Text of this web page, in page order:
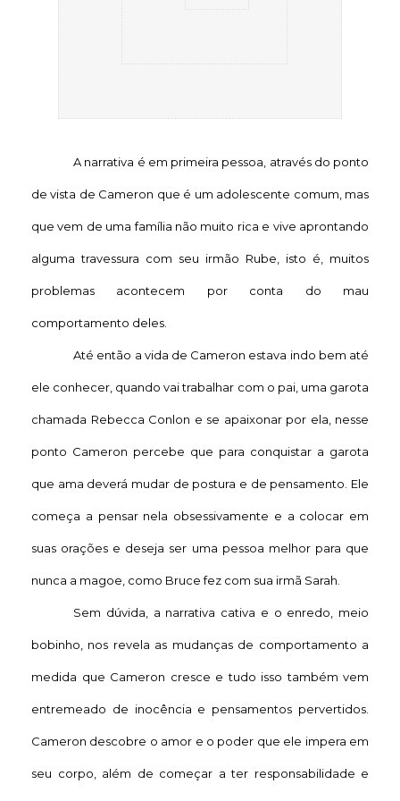
A narrativa é em primeira pessoa, através do ponto
de vista de Cameron que é um adolescente comum, mas
que vem de uma família não muito rica e vive aprontando
alguma travessura com seu irmão Rube, isto é, muitos
problemas acontecem por conta do mau
comportamento deles.
Até então a vida de Cameron estava indo bem até
ele conhecer, quando vai trabalhar com o pai, uma garota
chamada Rebecca Conlon e se apaixonar por ela, nesse
ponto Cameron percebe que para conquistar a garota
que ama deverá mudar de postura e de pensamento. Ele
começa a pensar nela obsessivamente e a colocar em
suas orações e deseja ser uma pessoa melhor para que
nunca a magoe, como Bruce fez com sua irmã Sarah.
Sem dúvida, a narrativa cativa e o enredo, meio
bobinho, nos revela as mudanças de comportamento a
medida que Cameron cresce e tudo isso também vem
entremeado de inocência e pensamentos pervertidos.
Cameron descobre o amor e o poder que ele impera em
seu corpo, além de começar a ter responsabilidade e